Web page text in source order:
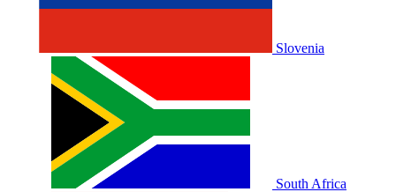
Slovenia
South Africa